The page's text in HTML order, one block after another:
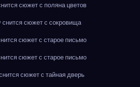
сюжет с поляна цветов
снится сюжет с сокровища
сюжет с старое письмо
сюжет с старое письмо
сюжет с тайная дверь